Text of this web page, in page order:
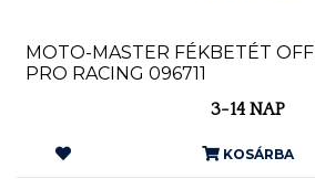
MOTO-MASTER FÉKBETÉT
PRO RACING 096711
3-14 NAP
KOSÁRBA